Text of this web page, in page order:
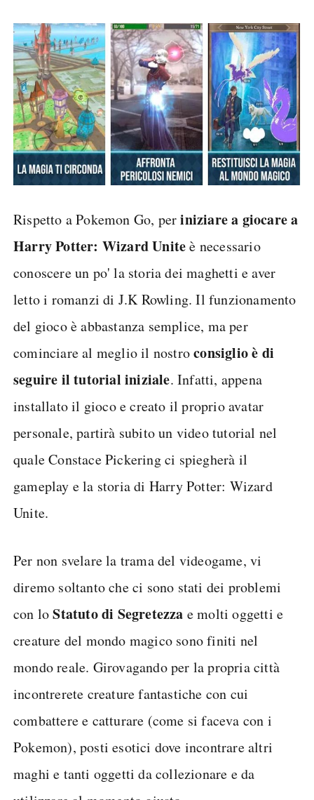
Rispetto a Pokemon Go, periniziare a giocare a
Harry Potter: Wizard Uniteè necessario
conoscere un po' la storia dei maghetti e aver
letto i romanzi di J.K Rowling. Il funzionamento
del gioco è abbastanza semplice, ma per
cominciare al meglio il nostroconsiglio è di
seguire il tutorial iniziale. Infatti, appena
installato il gioco e creato il proprio avatar
personale, partirà subito un video tutorial nel
quale Constace Pickering ci spiegherà il
gameplay e la storia di Harry Potter: Wizard
Unite.
Per non svelare la trama del videogame, vi
diremo soltanto che ci sono stati dei problemi
con loStatuto di Segretezza e molti oggetti e
creature del mondo magico sono finiti nel
mondo reale. Girovagando per la propria città
incontrerete creature fantastiche con cui
combattere e catturare (come si faceva con i
Pokemon), posti esotici dove incontrare altri
maghi e tanti oggetti da collezionare e da